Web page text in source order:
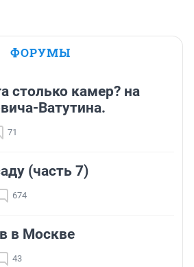
ФОРУМЫ
столько камер? на
Ватутина.
71
(часть 7)
674
в Москве
43